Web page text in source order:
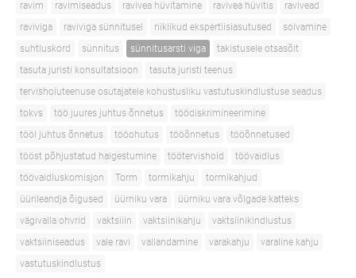
ravim
ravimiseadus ravivea hüvitamine ravivea hüvitis
ravivead
raviviga
raviviga sünnitusel riiklikud ekspertiisiasutused
solvamine
suhtluskord
sünnitus sünnitusarsti viga
takistusele otsasõit
tasuta juristi konsultatsioon
tasuta juristi teenus
tervishoiuteenuse osutajatele kohustusliku vastutuskindlustuse seadus
tokvs
töö juures juhtus õnnetus
töödiskrimineerimine
tööl juhtus õnnetus
tööohutus tööõnnetus
tööõnnetused
tööst põhjustatud haigestumine
töötervishoid
töövaidlus
töövaidluskomisjon
Torm tormikahju
tormikahjud
üürileandja õigused
üürniku vara
üürniku vara võlgade katteks
vägivalla ohvrid
vaktsiiin vaktsiinikahju
vaktsiinikindlustus
vaktsiiniseadus
vale ravi vallandamine varakahju
varaline kahju
vastutuskindlustus